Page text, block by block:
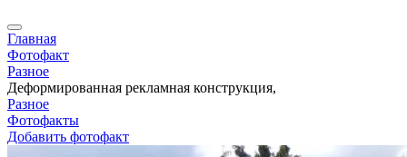
Главная
Фотофакт
Разное
Деформированная рекламная конструкция,
Разное
Фотофакты
Добавить фотофакт